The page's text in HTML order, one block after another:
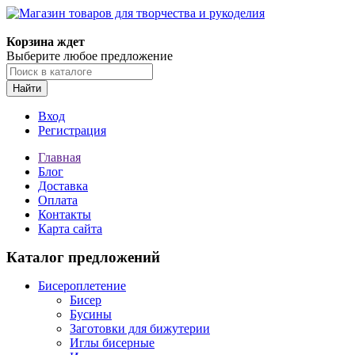
Корзина ждет
Выберите любое предложение
Найти
Вход
Регистрация
Главная
Блог
Доставка
Оплата
Контакты
Карта сайта
Каталог предложений
Бисероплетение
Бисер
Бусины
Заготовки для бижутерии
Иглы бисерные